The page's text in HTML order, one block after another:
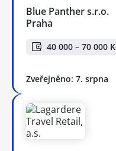
Blue Panther s.r.o.
Praha
40 000 – 70 000
Zveřejněno: 7. srpna